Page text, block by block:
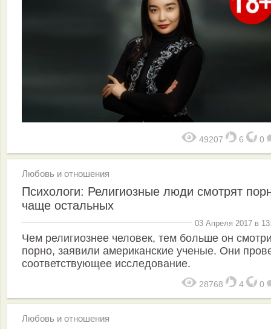
49207 6 0
Любовь и отношения
Психологи: Религиозные люди смотрят
чаще остальных
03 Апреля 2017 в
Чем религиознее человек, тем больше он
порно, заявили американские ученые. Они
соответствующее исследование.
28768 4 0
Любовь и отношения